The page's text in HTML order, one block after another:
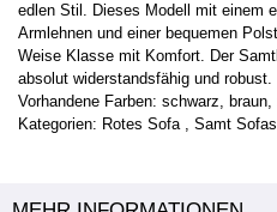
edlen Stil. Dieses Modell mit einem
Armlehnen und einer bequemen
Weise Klasse mit Komfort. Der
absolut widerstandsfähig und robust.
Vorhandene Farben: schwarz,
Kategorien: Rotes Sofa , Samt Sofas